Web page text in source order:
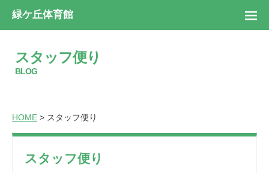
緑ケ丘体育館
スタッフ便り
BLOG
HOME > スタッフ便り
スタッフ便り